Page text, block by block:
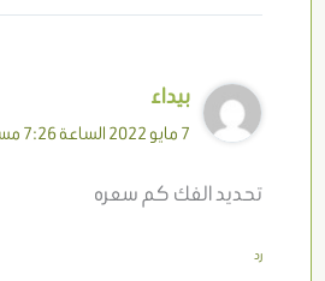
بيداء
7 مايو 2022 الساعة 7:26 مساءً
تحديد الفك كم سعره
رد